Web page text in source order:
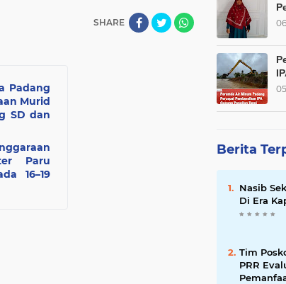
SHARE
Padang
Murid
SD dan
Paru
16–19
Berita
Nasib
Di Era
Tim
PRR